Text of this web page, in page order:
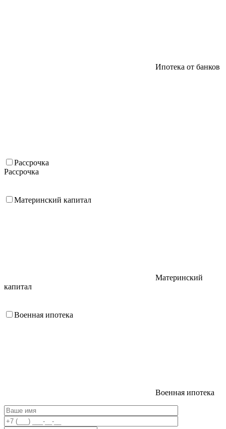
Ипотека от банков
Рассрочка
Рассрочка
Материнский капитал
Материнский
капитал
Военная ипотека
Военная ипотека